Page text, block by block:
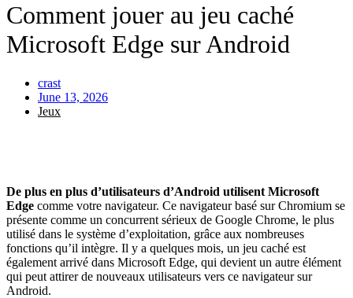
Comment jouer au jeu caché
Microsoft Edge sur Android
crast
June 13, 2026
Jeux
De plus en plus d’utilisateurs d’Android utilisent Microsoft
Edge comme votre navigateur. Ce navigateur basé sur Chromium se
présente comme un concurrent sérieux de Google Chrome, le plus
utilisé dans le système d’exploitation, grâce aux nombreuses
fonctions qu’il intègre. Il y a quelques mois, un jeu caché est
également arrivé dans Microsoft Edge, qui devient un autre élément
qui peut attirer de nouveaux utilisateurs vers ce navigateur sur
Android.